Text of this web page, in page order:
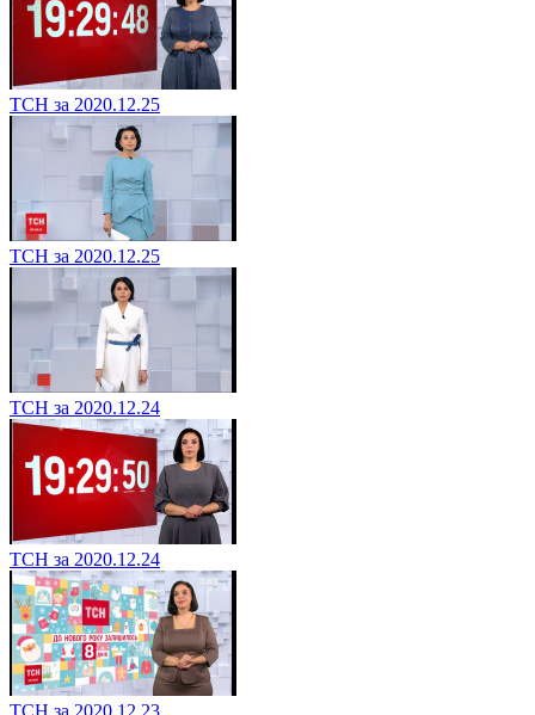
ТСН за 2020.12.25
ТСН за 2020.12.25
ТСН за 2020.12.24
ТСН за 2020.12.24
ТСН за 2020.12.23